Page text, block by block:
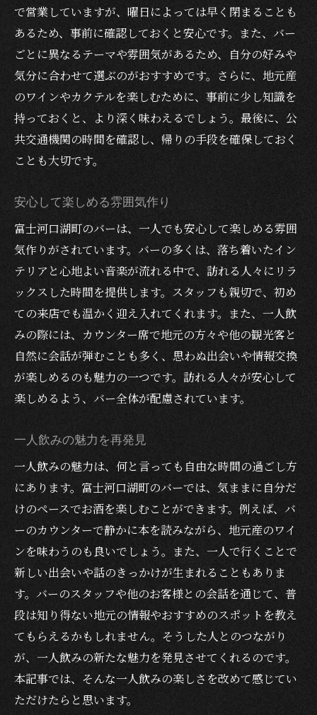
で営業していますが、曜日によっては早く閉まることも
あるため、事前に確認しておくと安心です。また、バー
ごとに異なるテーマや雰囲気があるため、自分の好みや
気分に合わせて選ぶのがおすすめです。さらに、地元産
のワインやカクテルを楽しむために、事前に少し知識を
持っておくと、より深く味わえるでしょう。最後に、公
共交通機関の時間を確認し、帰りの手段を確保しておく
ことも大切です。
安心して楽しめる雰囲気作り
富士河口湖町のバーは、一人でも安心して楽しめる雰囲
気作りがされています。バーの多くは、落ち着いたイン
テリアと心地よい音楽が流れる中で、訪れる人々にリラ
ックスした時間を提供します。スタッフも親切で、初め
ての来店でも温かく迎え入れてくれます。また、一人飲
みの際には、カウンター席で地元の方々や他の観光客と
自然に会話が弾むことも多く、思わぬ出会いや情報交換
が楽しめるのも魅力の一つです。訪れる人々が安心して
楽しめるよう、バー全体が配慮されています。
一人飲みの魅力を再発見
一人飲みの魅力は、何と言っても自由な時間の過ごし方
にあります。富士河口湖町のバーでは、気ままに自分だ
けのペースでお酒を楽しむことができます。例えば、バ
ーのカウンターで静かに本を読みながら、地元産のワイ
ンを味わうのも良いでしょう。また、一人で行くことで
新しい出会いや話のきっかけが生まれることもありま
す。バーのスタッフや他のお客様との会話を通じて、普
段は知り得ない地元の情報やおすすめのスポットを教え
てもらえるかもしれません。そうした人とのつながり
が、一人飲みの新たな魅力を発見させてくれるのです。
本記事では、そんな一人飲みの楽しさを改めて感じてい
ただけたらと思います。